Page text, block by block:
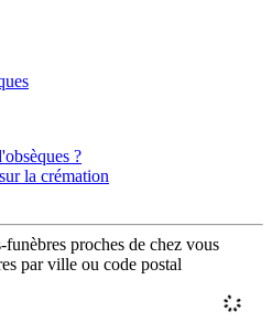
?
la crémation
proches de chez vous
par ville ou code postal